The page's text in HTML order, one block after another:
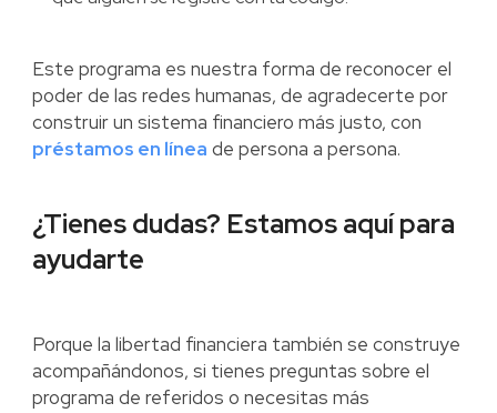
Este programa es nuestra forma de reconocer el
poder de las redes humanas, de agradecerte por
construir un sistema financiero más justo, con
préstamos en línea de persona a persona.
‍¿Tienes dudas? Estamos aquí para
ayudarte
Porque la libertad financiera también se construye
acompañándonos, si tienes preguntas sobre el
programa de referidos o necesitas más